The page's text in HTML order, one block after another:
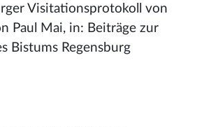
Visitationsprotokoll von
Paul Mai, in: Beiträge zur
Bistums Regensburg